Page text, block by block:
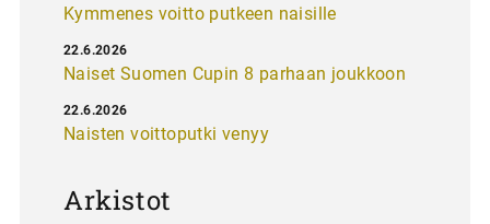
Kymmenes voitto putkeen naisille
Naiset Suomen Cupin 8 parhaan joukkoon
22.6.2026
Naisten voittoputki venyy
22.6.2026
Arkistot